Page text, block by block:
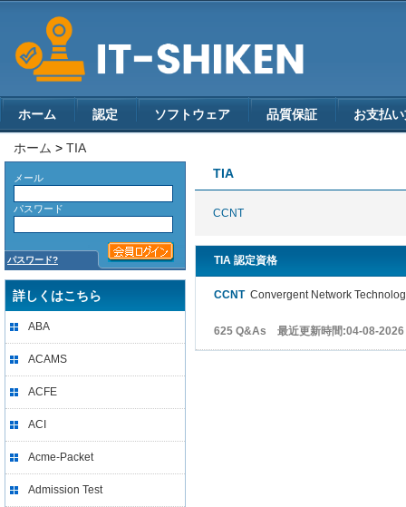
ホーム 認定 ソフトウェア 品質保証 お支払
ホーム > TIA
メール
パスワード
パスワード?
詳しくはこちら
ABA
ACAMS
ACFE
ACI
Acme-Packet
Admission Test
TIA
CCNT
TIA 認定資格
CCNTConvergent Network
625 Q&As 最近更新時間:04-08-2026